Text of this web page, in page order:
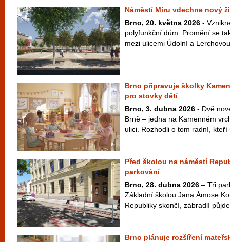
Náměstí Míru vdechne nový
Brno, 20. května 2026 -
polyfunkční dům. Promění se
mezi ulicemi Údolní a
Brno připravuje školky
pro stovky dětí
Brno, 3. dubna 2026 - Dvě
Brně – jedna na Kamenném
ulici. Rozhodli o tom radní, kteří
Před školou na náměstí
parkování
Brno, 28. dubna 2026 – Tři
Základní školou Jana Ámose
Republiky skončí, zábradlí
Brno plánuje rozšíření